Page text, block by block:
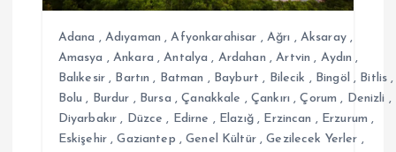
Adana , Adıyaman ,Afyonkarahisar , Ağrı , Aksaray,
Amasya ,Ankara ,Antalya , Ardahan ,Artvin , Aydın ,
Balıkesir , Bartın , Batman , Bayburt , Bilecik , Bingöl , Bitlis ,
Bolu , Burdur , Bursa ,Çanakkale , Çankırı ,Çorum , Denizli ,
Diyarbakır , Düzce , Edirne , Elazığ, Erzincan , Erzurum ,
Eskişehir ,Gaziantep ,Genel Kültür,Gezilecek Yerler ,